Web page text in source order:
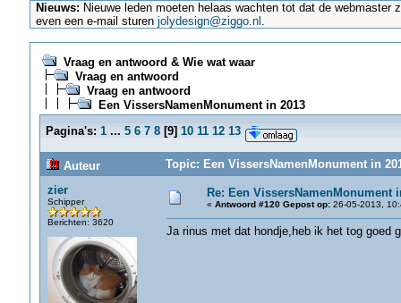
Nieuws: Nieuwe leden moeten helaas wachten tot dat de
even een e-mail sturenjolydesign@ziggo.nl .
Vraag en antwoord & Wie wat waar
Vraag en antwoord
Vraag en antwoord
Een VissersNamenMonument in 2013
Pagina's: 1 ... 5 6 7 8[9] 10 11 12 13
Auteur
Topic: Een VissersNamenMonument in
zier
Schipper
Berichten: 3620
Re: Een VissersNamenMonument
« Antwoord #120 Gepost op:26-05-2013,
Ja rinus met dat hondje,heb ik het tog goed